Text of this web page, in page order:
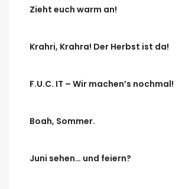
Zieht euch warm an!
Krahri, Krahra! Der Herbst ist da!
F.U.C. IT – Wir machen’s nochmal!
Boah, Sommer.
Juni sehen… und feiern?